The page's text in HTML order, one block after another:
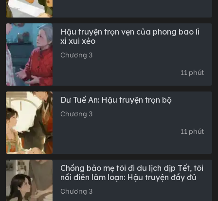
Hậu truyện trọn vẹn của phong bao lì
xì xui xẻo
Chương 3
11 phút
Dư Tuế An: Hậu truyện trọn bộ
Chương 3
11 phút
Chồng bảo mẹ tôi đi du lịch dịp Tết, tôi
nổi điên làm loạn: Hậu truyện đầy đủ
Chương 3